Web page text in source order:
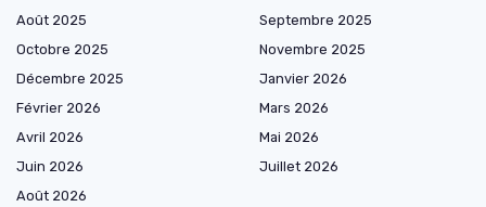
Août 2025
Septembre 2025
Octobre 2025
Novembre 2025
Décembre 2025
Janvier 2026
Février 2026
Mars 2026
Avril 2026
Mai 2026
Juin 2026
Juillet 2026
Août 2026